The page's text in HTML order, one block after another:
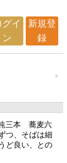
グイ
ン
新規登
録
飩三本 蕎麦六
つ、そばは細
ど良い、との